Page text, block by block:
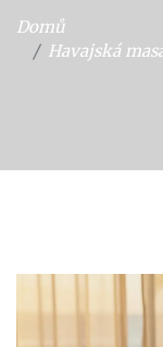
Domů
Havajská